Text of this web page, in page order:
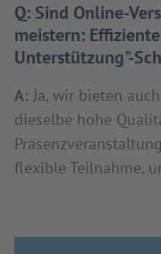
Q: Sind Online-
meistern:
Unterstützung"-
A: Ja, wir bieten
dieselbe hohe
flexible Teilnahme,